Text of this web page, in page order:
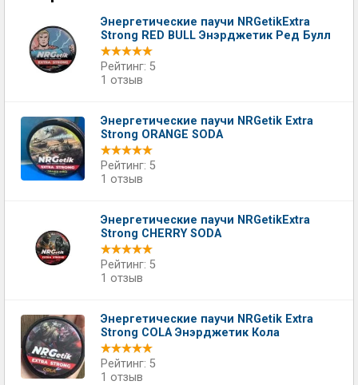
Энергетические паучи NRGetikExtra
Strong RED BULL Энэрджетик Ред Булл
Рейтинг: 5
1 отзыв
Энергетические паучи NRGetik Extra
Strong ORANGE SODA
Рейтинг: 5
1 отзыв
Энергетические паучи NRGetikExtra
Strong CHERRY SODA
Рейтинг: 5
1 отзыв
Энергетические паучи NRGetik Extra
Strong COLA Энэрджетик Кола
Рейтинг: 5
1 отзыв